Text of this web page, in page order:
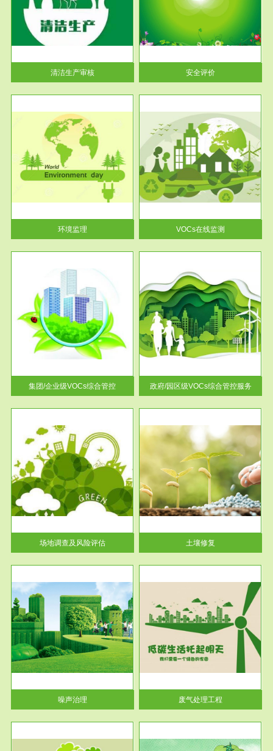
清洁生产审核
安全评价
安全评价安全评价目的是查找、
分析和预测工程、系统、生产经
营活...
安全评价
环境监理
服务范围
VOCs在线监测
根据《重点区域大气污染防
治“十二五”规划》有机废气净化
率达...
VOCs在线监测
集团/企业级VOCs综合管控
服务范围
政府/园区级VOCs综合管控服务
根据《石化行业挥发性有机物综
合整治方案》文件要求，到2017
年，全...
政府/园区级VOCs综合管控服务
场地调查及风险评估
服务范围
土壤修复
土壤修复
噪声治理
服务范围
废气处理工程
废气处理工程